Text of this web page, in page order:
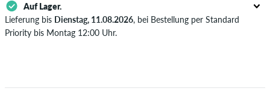
L 40/42 94-100 79-85 102-108
Auf Lager.
Lieferung bis Dienstag, 11.08.2026, bei Bestellung per Standard
Priority bis Montag 12:00 Uhr.